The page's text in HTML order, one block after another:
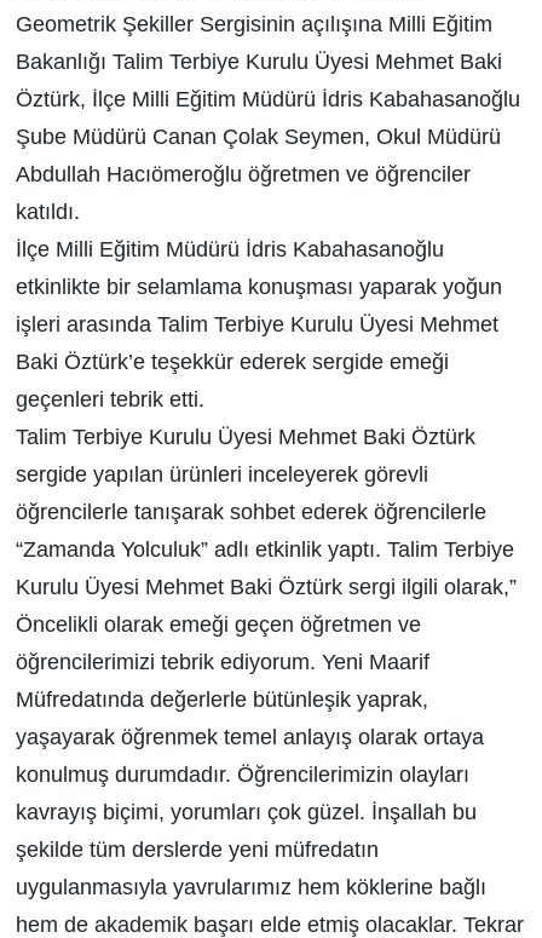
Geometrik Şekiller Sergisinin açılışına Milli Eğitim
Bakanlığı Talim Terbiye Kurulu Üyesi Mehmet Baki
Öztürk, İlçe Milli Eğitim Müdürü İdris Kabahasanoğlu
Şube Müdürü Canan Çolak Seymen, Okul Müdürü
Abdullah Hacıömeroğlu öğretmen ve öğrenciler
katıldı.
İlçe Milli Eğitim Müdürü İdris Kabahasanoğlu
etkinlikte bir selamlama konuşması yaparak yoğun
işleri arasında Talim Terbiye Kurulu Üyesi Mehmet
Baki Öztürk’e teşekkür ederek sergide emeği
geçenleri tebrik etti.
Talim Terbiye Kurulu Üyesi Mehmet Baki Öztürk
sergide yapılan ürünleri inceleyerek görevli
öğrencilerle tanışarak sohbet ederek öğrencilerle
“Zamanda Yolculuk” adlı etkinlik yaptı. Talim Terbiye
Kurulu Üyesi Mehmet Baki Öztürk sergi ilgili olarak,”
Öncelikli olarak emeği geçen öğretmen ve
öğrencilerimizi tebrik ediyorum. Yeni Maarif
Müfredatında değerlerle bütünleşik yaprak,
yaşayarak öğrenmek temel anlayış olarak ortaya
konulmuş durumdadır. Öğrencilerimizin olayları
kavrayış biçimi, yorumları çok güzel. İnşallah bu
şekilde tüm derslerde yeni müfredatın
uygulanmasıyla yavrularımız hem köklerine bağlı
hem de akademik başarı elde etmiş olacaklar. Tekrar